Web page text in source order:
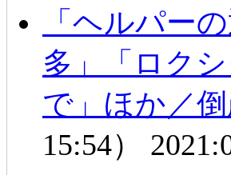
「ヘルパー
多」「ロク
で」ほか／
15:54）